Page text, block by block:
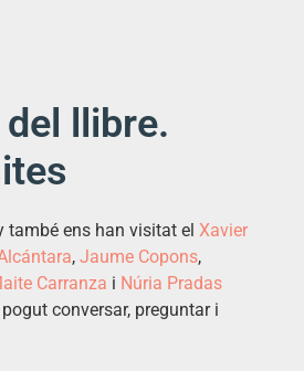
llibre.
també ens han visitat el Xavier
, Jaume Copons,
Carranza i Núria Pradas
conversar, preguntar i